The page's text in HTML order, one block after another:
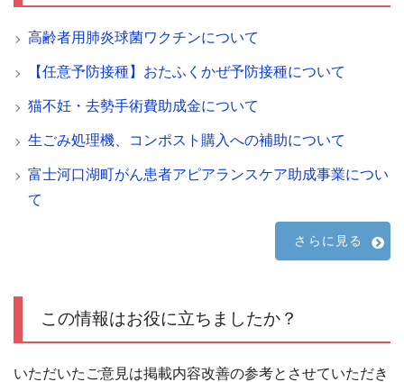
高齢者用肺炎球菌ワクチンについて
【任意予防接種】おたふくかぜ予防接種について
猫不妊・去勢手術費助成金について
生ごみ処理機、コンポスト購入への補助について
富士河口湖町がん患者アピアランスケア助成事業につい
て
さらに見る
この情報はお役に立ちましたか？
いただいたご意見は掲載内容改善の参考とさせていただき